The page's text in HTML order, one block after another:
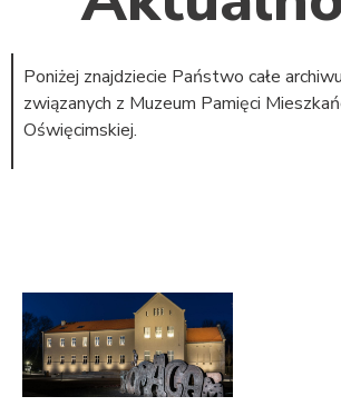
Poniżej znajdziecie Państwo całe
związanych z Muzeum Pamięci
Oświęcimskiej.